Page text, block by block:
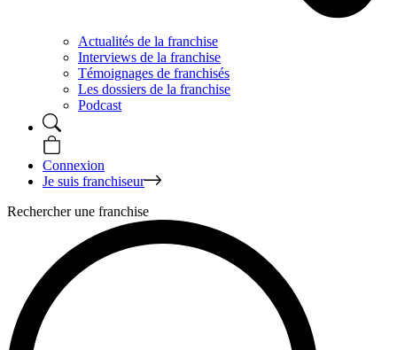
Actualités de la franchise
Interviews de la franchise
Témoignages de franchisés
Les dossiers de la franchise
Podcast
Connexion
Je suis franchiseur
Rechercher une franchise